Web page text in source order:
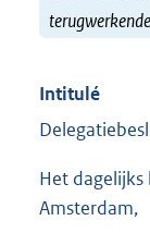
Intitulé
Het dagelijks
Amsterdam,